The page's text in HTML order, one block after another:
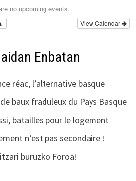
no upcoming events.
View Calendar
Enbatan
réac, l’alternative basque
baux fraduleux du Pays Basque
batailles pour le logement
n’est pas secondaire !
buruzko Foroa!